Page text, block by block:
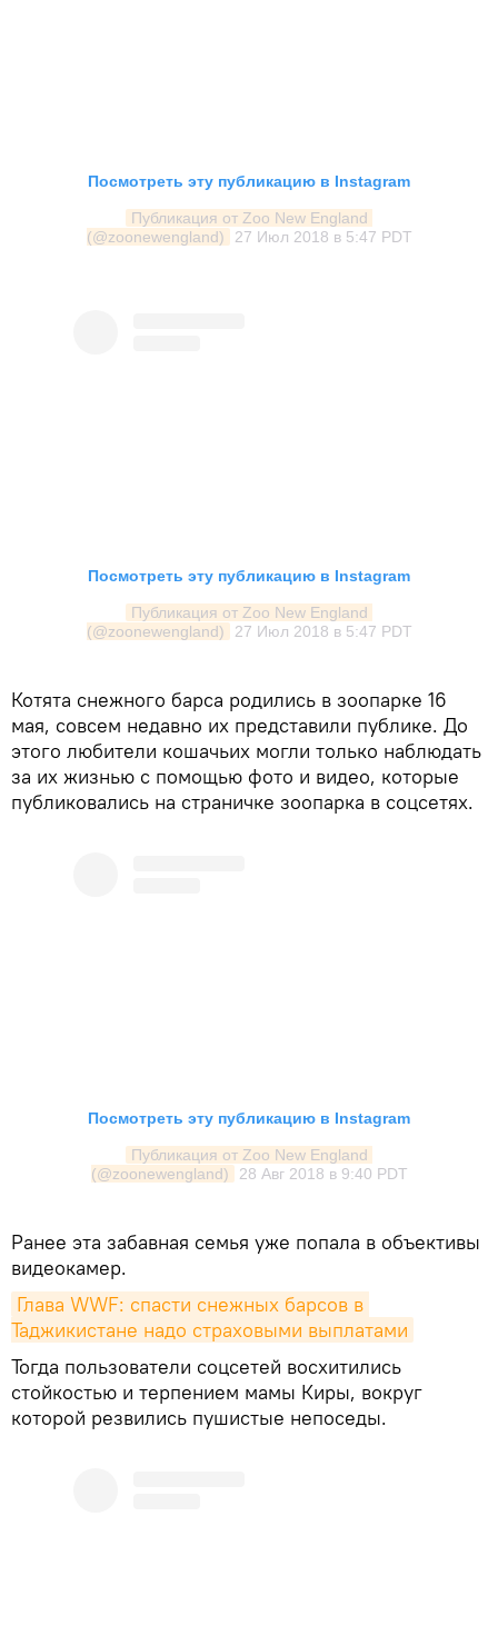
Посмотреть эту публикацию в Instagram
Публикация от Zoo New England
(@zoonewengland)
27 Июл 2018 в 5:47 PDT
Посмотреть эту публикацию в Instagram
Публикация от Zoo New England
(@zoonewengland)
27 Июл 2018 в 5:47 PDT
Котята снежного барса родились в зоопарке 16
мая, совсем недавно их представили публике. До
этого любители кошачьих могли только наблюдать
за их жизнью с помощью фото и видео, которые
публиковались на страничке зоопарка в соцсетях.
Посмотреть эту публикацию в Instagram
Публикация от Zoo New England
(@zoonewengland)
28 Авг 2018 в 9:40 PDT
Ранее эта забавная семья уже попала в объективы
видеокамер.
Глава WWF: спасти снежных барсов в
Таджикистане надо страховыми выплатами
Тогда пользователи соцсетей восхитились
стойкостью и терпением мамы Киры, вокруг
которой резвились пушистые непоседы.